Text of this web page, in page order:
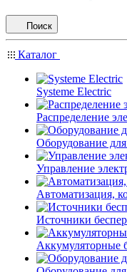
Поиск
Каталог
Systeme Electric
Распределение
Оборудование
Управление
Автоматизация,
Источники
Аккумуляторные